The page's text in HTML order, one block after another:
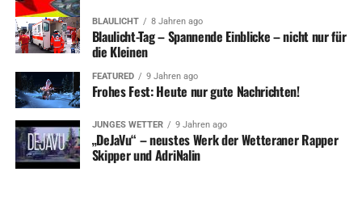
BLAULICHT 8 Jahren ago
Blaulicht-Tag – Spannende Einblicke – nicht nur für
die Kleinen
FEATURED 9 Jahren ago
Frohes Fest: Heute nur gute Nachrichten!
JUNGES WETTER 9 Jahren ago
„DeJaVu“ – neustes Werk der Wetteraner Rapper
Skipper und AdriNalin